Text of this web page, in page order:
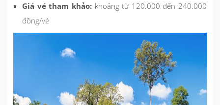
Giá vé tham khảo: khoảng từ 120.000 đến 240.000
đồng/vé